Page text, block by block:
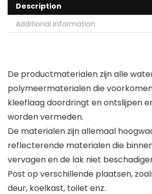
Description
Additional information
De productmaterialen zijn alle
polymeermaterialen die
kleeflaag doordringt en ontslijpen
worden vermeden.
De materialen zijn allemaal
reflecterende materialen die
vervagen en de lak niet
Post op verschillende plaatsen,
deur, koelkast, toilet enz.